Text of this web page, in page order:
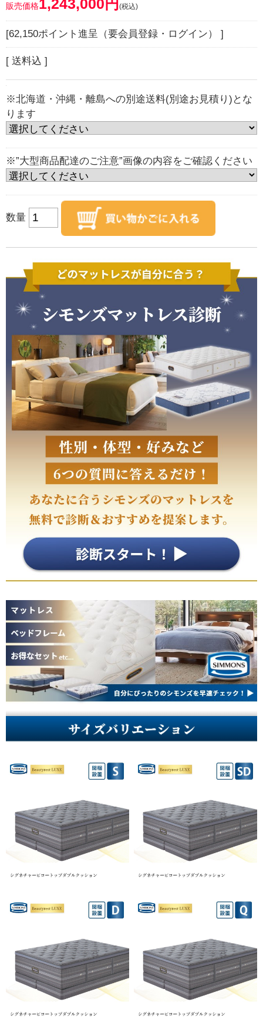
販売価格1,243,000円 (税込)
[62,150ポイント進呈（要会員登録・ログイン） ]
[ 送料込 ]
※北海道・沖縄・離島への別途送料(別途お見積り)とな
ります
※”大型商品配達のご注意”画像の内容をご確認ください
数量